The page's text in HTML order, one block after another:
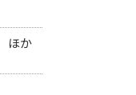
ほか